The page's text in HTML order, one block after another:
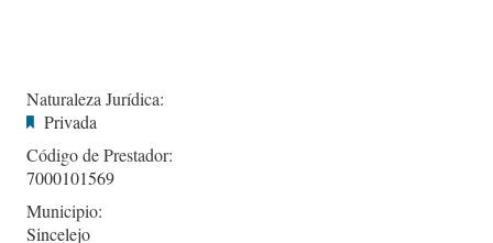
Naturaleza Jurídica:
Privada
Código de Prestador:
7000101569
Municipio:
Sincelejo